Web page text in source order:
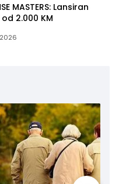
MASTERS: Lansiran
2.000 KM